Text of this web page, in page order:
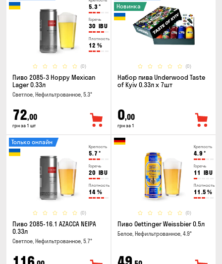
5.3°
Горечь
30 IBU
Плотность
12 %
(0)
Пиво 2085-3 Hoppy Mexican
Lager 0.33л
Светлое, Нефильтрованное, 5.3°
72,00
грн за 1 шт
(0)
Новинка
Набор пива Underwood Taste
of Kyiv 0.33л x 7шт
0,00
грн за 1
Крепость
5.7 °
Горечь
20 IBU
Плотность
14 %
(0)
Только онлайн
Пиво 2085-16.1 AZACCA NEIPA
0.33л
Светлое, Нефильтрованное, 5.7°
Крепость
4.9 °
Горечь
11 IBU
Плотность
11.5 %
(0)
Пиво Oettinger Weissbier 0.5л
Белое, Нефильтрованное, 4.9°